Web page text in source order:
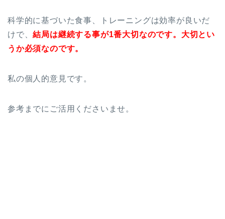
科学的に基づいた食事、トレーニングは効率が良いだ
けで、結局は継続する事が1番大切なのです。大切とい
うか必須なのです。
私の個人的意見です。
参考までにご活用くださいませ。